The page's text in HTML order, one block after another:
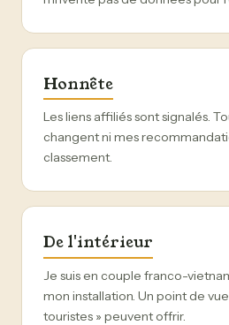
Honnête
Les liens affiliés sont signalés.
changent ni mes
classement.
De l'intérieur
Je suis en couple franco-
mon installation. Un point de
touristes » peuvent offrir.